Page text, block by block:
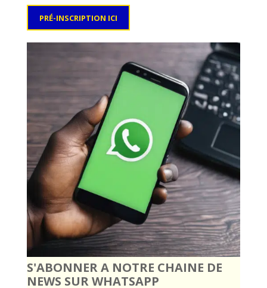
PRÉ-INSCRIPTION ICI
S'ABONNER A NOTRE CHAINE DE
NEWS SUR WHATSAPP